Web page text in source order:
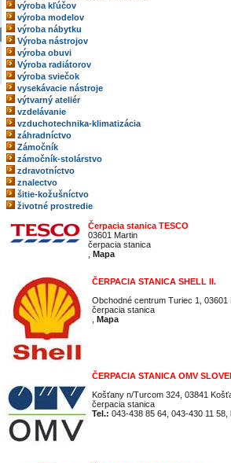
výroba kľúčov
výroba modelov
výroba nábytku
Výroba nástrojov
výroba obuvi
Výroba radiátorov
výroba sviečok
vysekávacie nástroje
výtvarný ateliér
vzdelávanie
vzduchotechnika-klimatizácia
záhradníctvo
Zámočník
zámočník-stolárstvo
zdravotníctvo
znalectvo
šitie-kožušníctvo
životné prostredie
Čerpacia stanica TESCO
03601 Martin
čerpacia stanica
Mapa
ČERPACIA STANICA SHELL II.
Obchodné centrum Turiec 1, 03601
čerpacia stanica
Mapa
ČERPACIA STANICA OMV
Košťany n/Turcom 324, 03841
čerpacia stanica
Tel.: 043-438 85 64, 043-430 11 58,